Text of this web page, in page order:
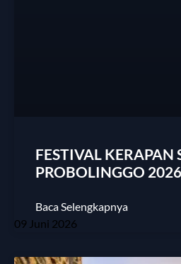
FESTIVAL KERAPAN
PROBOLINGGO 2026
Baca Selengkapnya
09 Juni 2026